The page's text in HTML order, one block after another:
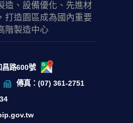
造、設備優化、先進材
打造園區成為國內重要
階製造中心
昌路600號
傳真：(07) 361-2751